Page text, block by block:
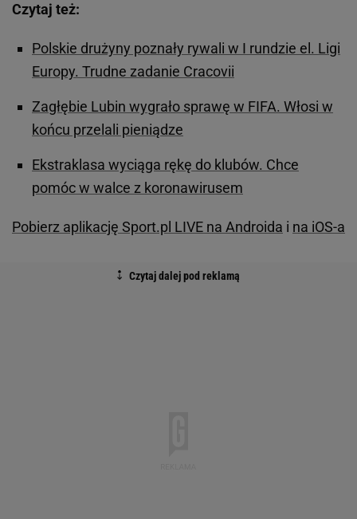
Czytaj też:
Polskie drużyny poznały rywali w I rundzie el. Ligi
Europy. Trudne zadanie Cracovii
Zagłębie Lubin wygrało sprawę w FIFA. Włosi w
końcu przelali pieniądze
Ekstraklasa wyciąga rękę do klubów. Chce
pomóc w walce z koronawirusem
Pobierz aplikację Sport.pl LIVE na Androida i na iOS-a